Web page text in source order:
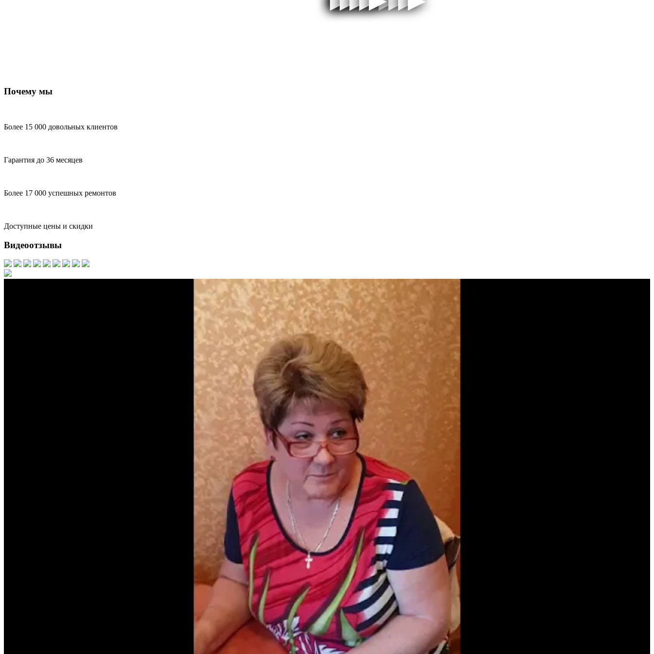
Почему мы
Более 15 000 довольных клиентов
Гарантия до 36 месяцев
Более 17 000 успешных ремонтов
Доступные цены и скидки
Видеоотзывы